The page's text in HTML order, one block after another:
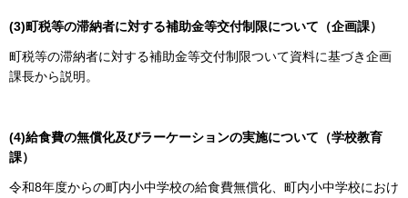
(3)町税等の滞納者に対する補助金等交付制限について（企画課）
町税等の滞納者に対する補助金等交付制限ついて資料に基づき企画
課長から説明。
(4)給食費の無償化及びラーケーションの実施について（学校教育
課）
令和8年度からの町内小中学校の給食費無償化、町内小中学校におけ